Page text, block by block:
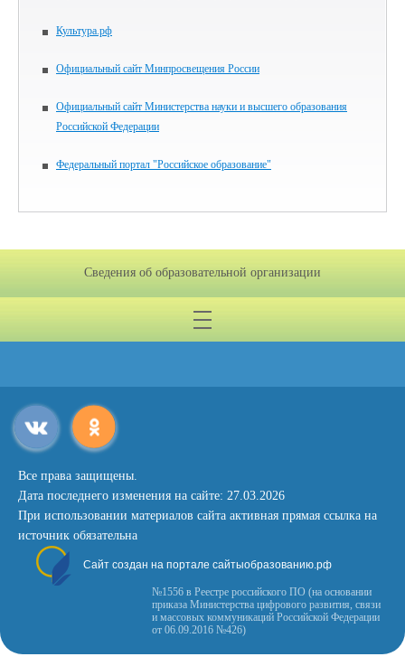
Культура.рф
Официальный сайт Минпросвещения России
Официальный сайт Министерства науки и высшего образования
Российской Федерации
Федеральный портал "Российское образование"
Сведения об образовательной организации
Все права защищены.
Дата последнего изменения на сайте: 27.03.2026
При использовании материалов сайта активная прямая ссылка на
источник обязательна
Сайт создан на портале сайтыобразованию.рф
№1556 в Реестре российского ПО (на основании
приказа Министерства цифрового развития, связи
и массовых коммуникаций Российской Федерации
от 06.09.2016 №426)